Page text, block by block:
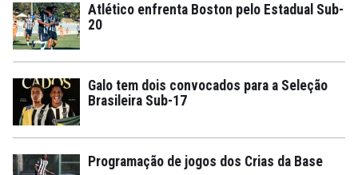
Atlético enfrenta Boston pelo Estadual Sub-
20
Galo tem dois convocados para a Seleção
Brasileira Sub-17
Programação de jogos dos Crias da Base